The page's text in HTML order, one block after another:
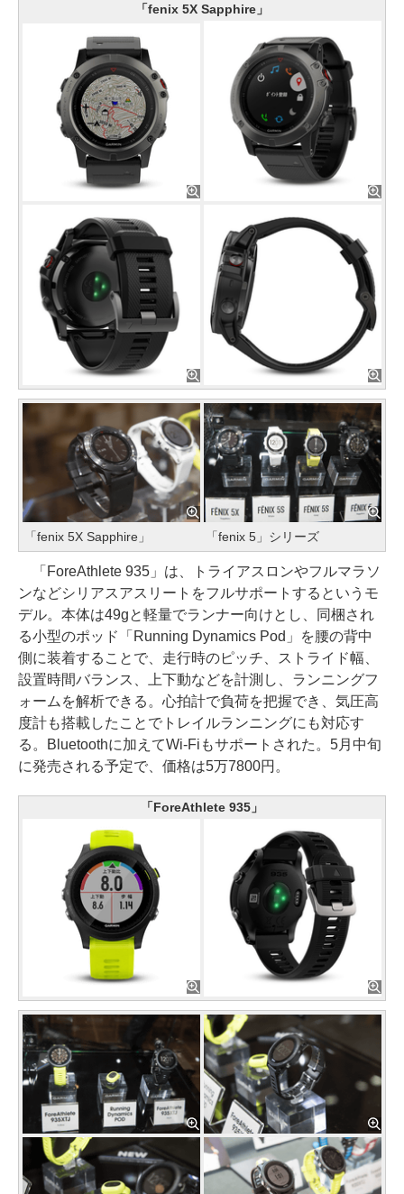
「fenix 5X Sapphire」
「fenix 5X Sapphire」 「fenix 5」シリーズ
「ForeAthlete 935」は、トライアスロンやフルマラソ
ンなどシリアスアスリートをフルサポートするというモ
デル。本体は49gと軽量でランナー向けとし、同梱され
る小型のポッド「Running Dynamics Pod」を腰の背中
側に装着することで、走行時のピッチ、ストライド幅、
設置時間バランス、上下動などを計測し、ランニングフ
ォームを解析できる。心拍計で負荷を把握でき、気圧高
度計も搭載したことでトレイルランニングにも対応す
る。Bluetoothに加えてWi-Fiもサポートされた。5月中旬
に発売される予定で、価格は5万7800円。
「ForeAthlete 935」